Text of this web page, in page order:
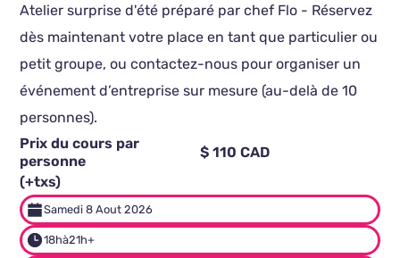
Atelier surprise d'été préparé par chef Flo - Réservez
dès maintenant votre place en tant que particulier ou
petit groupe, ou contactez-nous pour organiser un
événement d’entreprise sur mesure (au-delà de 10
personnes).
Prix du cours par
personne
$ 110 CAD
(+txs)
Samedi 8 Aout 2026
18hà21h+